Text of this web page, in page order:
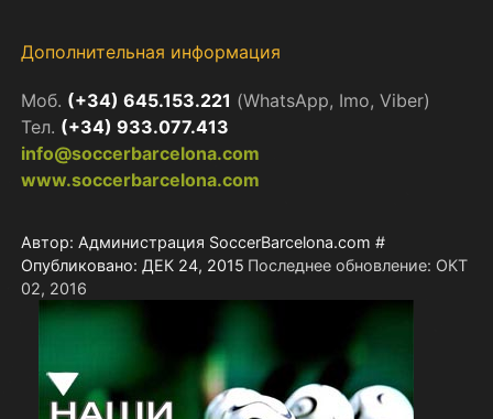
Дополнительная информация
Моб. (+34) 645.153.221 (WhatsApp, Imo, Viber)
Тел. (+34) 933.077.413
info@soccerbarcelona.com
www.soccerbarcelona.com
Автор: Администрация SoccerBarcelona.com #
Опубликовано: ДЕК 24, 2015 Последнее обновление: ОКТ
02, 2016